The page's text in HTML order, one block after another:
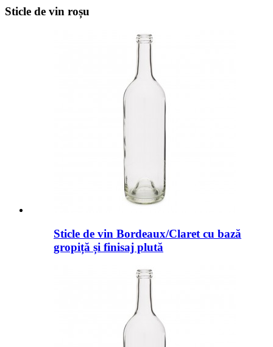
Sticle de vin roșu
Sticle de vin Bordeaux/Claret cu bază
gropiță și finisaj plută